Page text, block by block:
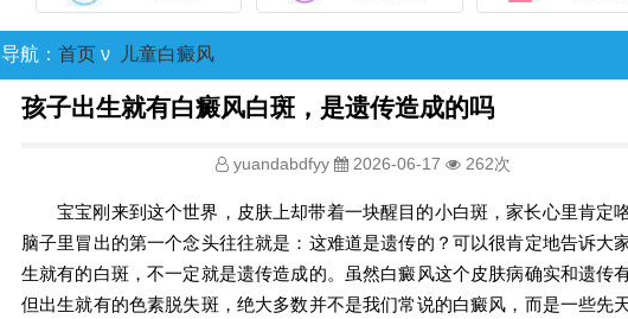
导航： 首页 ν 儿童白癜风
孩子出生就有白癜风白斑，是遗传造成的吗
yuandabdfyy 2026-06-17 262次
宝宝刚来到这个世界，皮肤上却带着一块醒目的小白斑，家长心里肯定
脑子里冒出的第一个念头往往就是：这难道是遗传的？可以很肯定地告诉大
生就有的白斑，不一定就是遗传造成的。虽然白癜风这个皮肤病确实和遗传
但出生就有的色素脱失斑，绝大多数并不是我们常说的白癜风，而是一些先